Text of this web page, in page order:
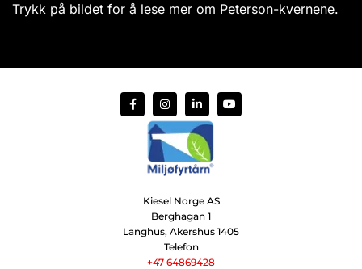
Trykk på bildet for å lese mer om Peterson-kvernene.
Kiesel Norge AS
Berghagan 1
Langhus, Akershus 1405
Telefon
+47 64869428